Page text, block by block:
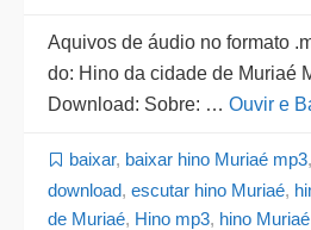
Aquivos de áudio no formato
do: Hino da cidade de Muriaé
Download: Sobre: … Ouvir e
baixar, baixar hino Muriaé mp3,
download, escutar hino Muriaé,
de Muriaé, Hino mp3, hino